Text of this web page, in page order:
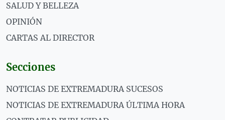
SALUD Y BELLEZA
OPINIÓN
CARTAS AL DIRECTOR
Secciones
NOTICIAS DE EXTREMADURA SUCESOS
NOTICIAS DE EXTREMADURA ÚLTIMA HORA